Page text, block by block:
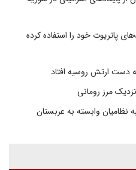
از موشک‌های پاتریوت خود را استفاده کرده
به دست ارتش روسیه افتاد
مرز رومانی
وابسته به عربستان